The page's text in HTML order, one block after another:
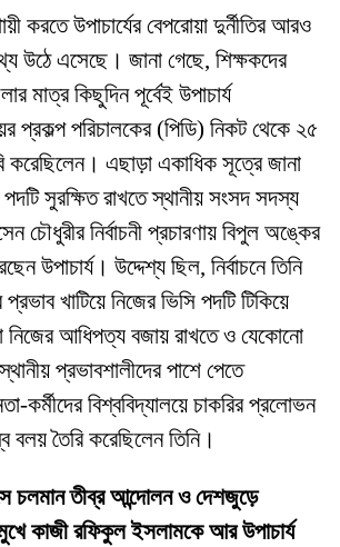
করতে উপাচার্যের বেপরোয়া দুর্নীতির আরও
উঠে এসেছে। জানা গেছে, শিক্ষকদের
মাত্র কিছুদিন পূর্বেই উপাচার্য
প্রকল্প পরিচালকের (পিডি) নিকট থেকে ২৫
করেছিলেন। এছাড়া একাধিক সূত্রে জানা
সুরক্ষিত রাখতে স্থানীয় সংসদ সদস্য
চৌধুরীর নির্বাচনী প্রচারণায় বিপুল অঙ্কের
উপাচার্য। উদ্দেশ্য ছিল, নির্বাচনে তিনি
খাটিয়ে নিজের ভিসি পদটি টিকিয়ে
নিজের আধিপত্য বজায় রাখতে ও যেকোনো
প্রভাবশালীদের পাশে পেতে
কর্মীদের বিশ্ববিদ্যালয়ে চাকরির প্রলোভন
বলয় তৈরি করেছিলেন তিনি।
চলমান তীব্র আন্দোলন ও দেশজুড়ে
কাজী রফিকুল ইসলামকে আর উপাচার্য